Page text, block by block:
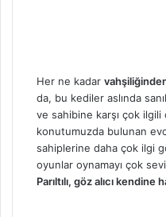
Her ne kadar
da, bu kediler aslında
ve sahibine karşı çok ilgili
konutumuzda bulunan
sahiplerine daha çok ilgi
oyunlar oynamayı çok
Parıltılı, göz alıcı kendine